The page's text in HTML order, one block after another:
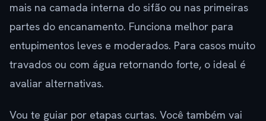
mais na camada interna do sifão ou nas primeiras
partes do encanamento. Funciona melhor para
entupimentos leves e moderados. Para casos muito
travados ou com água retornando forte, o ideal é
avaliar alternativas.
Vou te guiar por etapas curtas. Você também vai